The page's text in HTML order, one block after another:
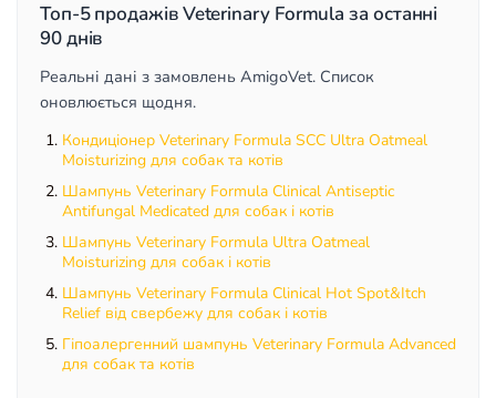
Топ-5 продажів Veterinary Formula за останні
90 днів
Реальні дані з замовлень AmigoVet. Список
оновлюється щодня.
Кондиціонер Veterinary Formula SCC Ultra Oatmeal
Moisturizing для собак та котів
Шампунь Veterinary Formula Clinical Antiseptic
Antifungal Medicated для собак і котів
Шампунь Veterinary Formula Ultra Oatmeal
Moisturizing для собак і котів
Шампунь Veterinary Formula Clinical Hot Spot&Itch
Relief від свербежу для собак і котів
Гіпоалергенний шампунь Veterinary Formula Advanced
для собак та котів